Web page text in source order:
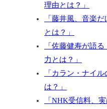
理由とは？」
「藤井風、音楽
とは？」
「佐藤健寿が語
力とは？」
「カラン・ナイ
は？」
「NHK受信料、